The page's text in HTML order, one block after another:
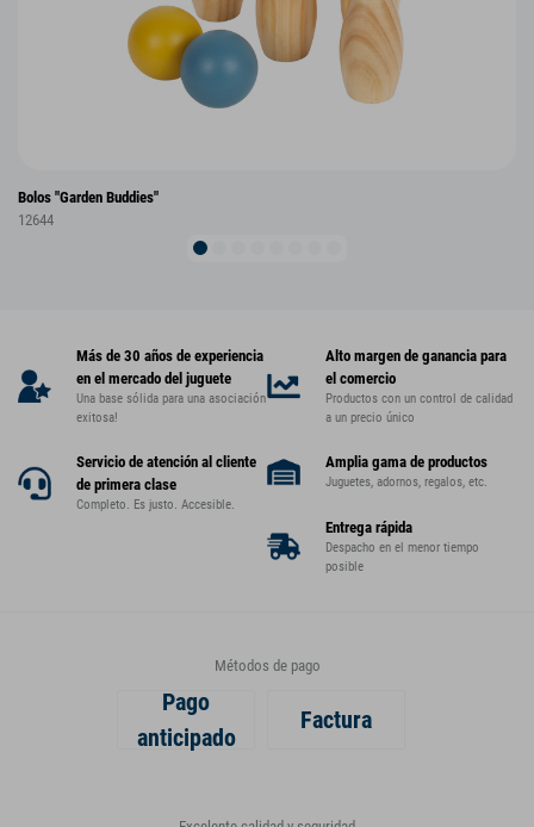
Bolos "Garden Buddies"
12644
Más de 30 años de experiencia
en el mercado del juguete
Una base sólida para una asociación
exitosa!
Alto margen de ganancia para
el comercio
Productos con un control de calidad
a un precio único
Servicio de atención al cliente
de primera clase
Completo. Es justo. Accesible.
Amplia gama de productos
Juguetes, adornos, regalos, etc.
Entrega rápida
Despacho en el menor tiempo
posible
Métodos de pago
Pago
anticipado
Factura